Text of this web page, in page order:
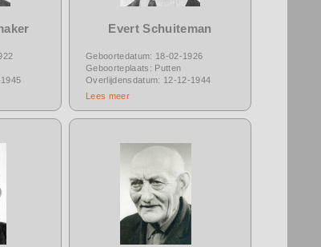
Evert Schuiteman
Geboortedatum: 18-02-1926
Geboorteplaats: Putten
Overlijdensdatum: 12-12-1944
Lees meer